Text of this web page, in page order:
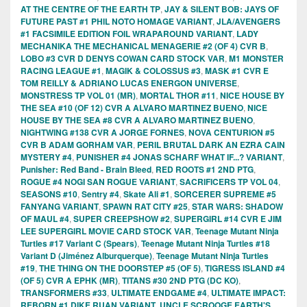
AT THE CENTRE OF THE EARTH TP, JAY & SILENT BOB: JAYS OF
FUTURE PAST #1 PHIL NOTO HOMAGE VARIANT, JLA/AVENGERS
#1 FACSIMILE EDITION FOIL WRAPAROUND VARIANT, LADY
MECHANIKA THE MECHANICAL MENAGERIE #2 (OF 4) CVR B,
LOBO #3 CVR D DENYS COWAN CARD STOCK VAR, M1 MONSTER
RACING LEAGUE #1, MAGIK & COLOSSUS #3, MASK #1 CVR E
TOM REILLY & ADRIANO LUCAS ENERGON UNIVERSE,
MONSTRESS TP VOL 01 (MR), MORTAL THOR #11, NICE HOUSE BY
THE SEA #10 (OF 12) CVR A ALVARO MARTINEZ BUENO, NICE
HOUSE BY THE SEA #8 CVR A ALVARO MARTINEZ BUENO,
NIGHTWING #138 CVR A JORGE FORNES, NOVA CENTURION #5
CVR B ADAM GORHAM VAR, PERIL BRUTAL DARK AN EZRA CAIN
MYSTERY #4, PUNISHER #4 JONAS SCHARF WHAT IF...? VARIANT,
Punisher: Red Band - Brain Bleed, RED ROOTS #1 2ND PTG,
ROGUE #4 NOGI SAN ROGUE VARIANT, SACRIFICERS TP VOL 04,
SEASONS #10, Sentry #4, Skate Ali #1, SORCERER SUPREME #5
FANYANG VARIANT, SPAWN RAT CITY #25, STAR WARS: SHADOW
OF MAUL #4, SUPER CREEPSHOW #2, SUPERGIRL #14 CVR E JIM
LEE SUPERGIRL MOVIE CARD STOCK VAR, Teenage Mutant Ninja
Turtles #17 Variant C (Spears), Teenage Mutant Ninja Turtles #18
Variant D (Jiménez Alburquerque), Teenage Mutant Ninja Turtles
#19, THE THING ON THE DOORSTEP #5 (OF 5), TIGRESS ISLAND #4
(OF 5) CVR A EPHK (MR), TITANS #30 2ND PTG (DC KO),
TRANSFORMERS #33, ULTIMATE ENDGAME #4, ULTIMATE IMPACT:
,